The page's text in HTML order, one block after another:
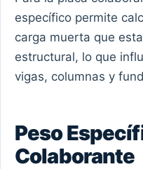
específico permite
carga muerta que
estructural, lo que
vigas, columnas y
Peso
Colaborante